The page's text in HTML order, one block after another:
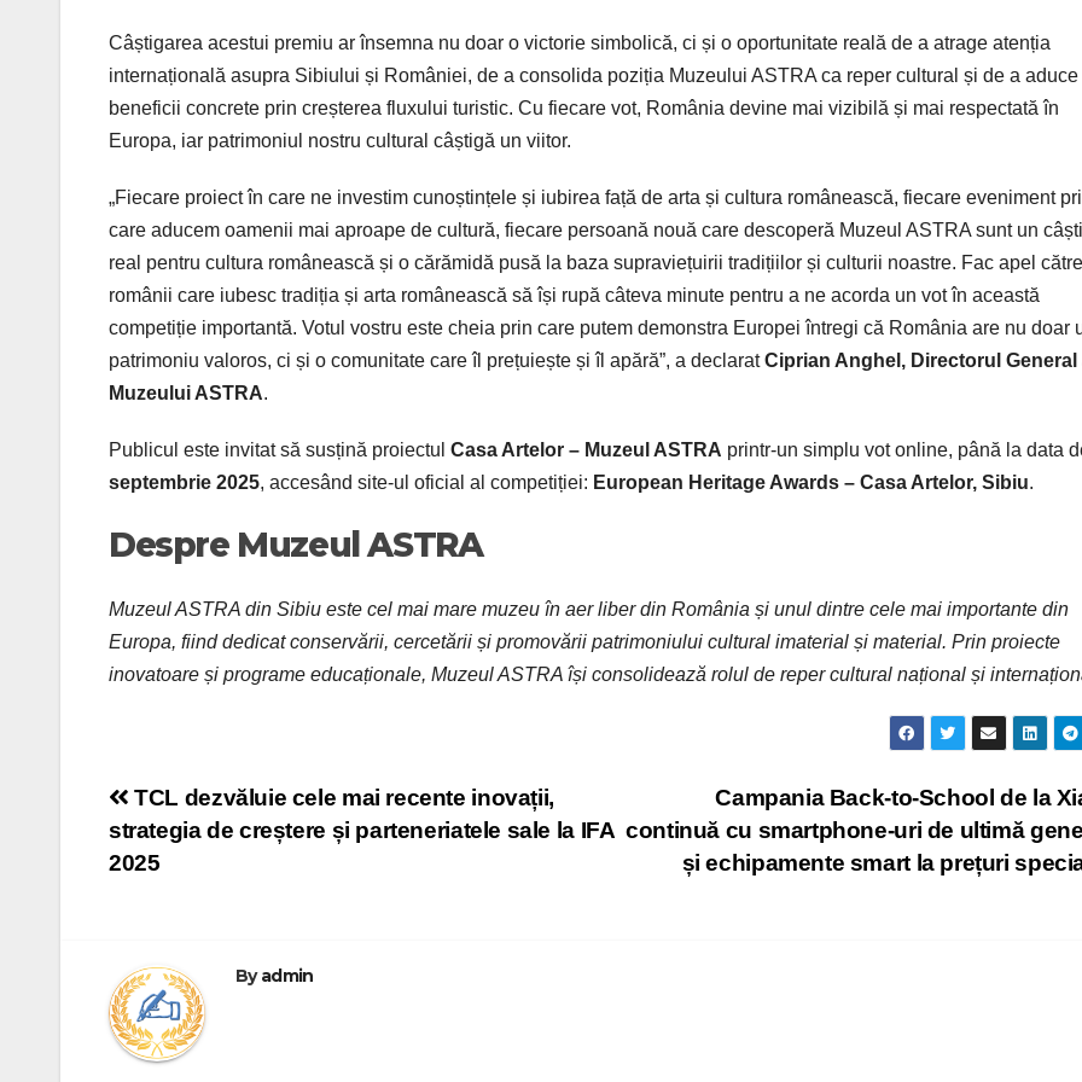
Câștigarea acestui premiu ar însemna nu doar o victorie simbolică, ci și o oportunitate reală de a atrage atenția
internațională asupra Sibiului și României, de a consolida poziția Muzeului ASTRA ca reper cultural și de a aduce
beneficii concrete prin creșterea fluxului turistic. Cu fiecare vot, România devine mai vizibilă și mai respectată în
Europa, iar patrimoniul nostru cultural câștigă un viitor.
„Fiecare proiect în care ne investim cunoștințele și iubirea față de arta și cultura românească, fiecare eveniment
care aducem oamenii mai aproape de cultură, fiecare persoană nouă care descoperă Muzeul ASTRA sunt un
real pentru cultura românească și o cărămidă pusă la baza supraviețuirii tradițiilor și culturii noastre. Fac apel
românii care iubesc tradiția și arta românească să își rupă câteva minute pentru a ne acorda un vot în această
competiție importantă. Votul vostru este cheia prin care putem demonstra Europei întregi că România are nu doar
patrimoniu valoros, ci și o comunitate care îl prețuiește și îl apără”, a declaratCiprian Anghel, Directorul General
Muzeului ASTRA.
Publicul este invitat să susțină proiectul Casa Artelor – Muzeul ASTRA printr-un simplu vot online, până la data
septembrie 2025, accesând site-ul oficial al competiției: European Heritage Awards – Casa Artelor, Sibiu.
Despre Muzeul ASTRA
Muzeul ASTRA din Sibiu este cel mai mare muzeu în aer liber din România și unul dintre cele mai importante din
Europa, fiind dedicat conservării, cercetării și promovării patrimoniului cultural imaterial și material. Prin proiecte
inovatoare și programe educaționale, Muzeul ASTRA își consolidează rolul de reper cultural național și
Post
navigation
Campania Back-to-School de la
continuă cu smartphone-uri de ultimă
și echipamente smart la prețuri
TCL dezvăluie cele mai recente inovații,
strategia de creștere și parteneriatele sale la IFA
2025
Byadmin